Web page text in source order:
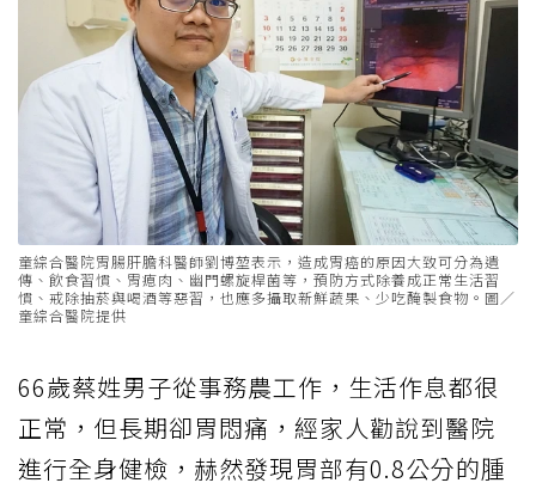
童綜合醫院胃腸肝膽科醫師劉博堃表示，造成胃癌的原因大致可分為遺
傳、飲食習慣、胃瘜肉、幽門螺旋桿菌等，預防方式除養成正常生活習
慣、戒除抽菸與喝酒等惡習，也應多攝取新鮮蔬果、少吃醃製食物。圖／
童綜合醫院提供
66歲蔡姓男子從事務農工作，生活作息都很
正常，但長期卻胃悶痛，經家人勸說到醫院
進行全身健檢，赫然發現胃部有0.8公分的腫